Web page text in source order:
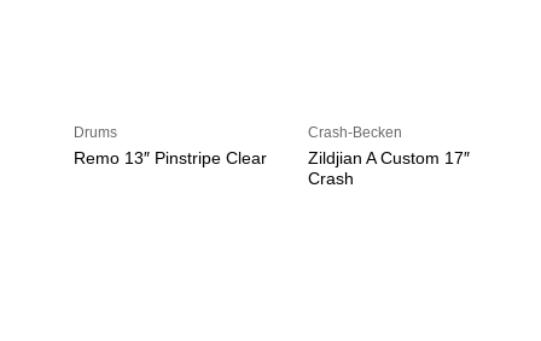
Drums
Remo 13″ Pinstripe Clear
Crash-Becken
Zildjian A Custom 17″
Crash